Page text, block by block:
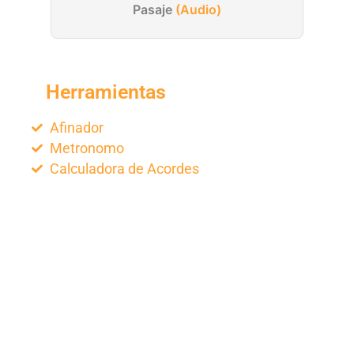
Pasaje (Audio)
Herramientas
Afinador
Metronomo
Calculadora de Acordes